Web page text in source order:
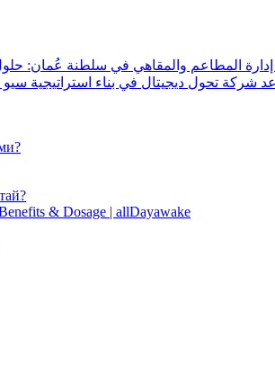
إدارة المطاعم والمقاهي في سلطنة عُمان:
شركة تحول ديجيتال في بناء استراتيجية
& Dosage | allDayawake